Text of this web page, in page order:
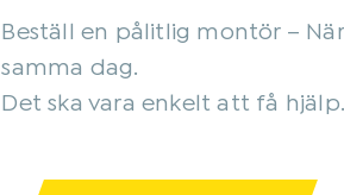
Beställ en pålitlig montör –
samma dag.
Det ska vara enkelt att få hjälp.